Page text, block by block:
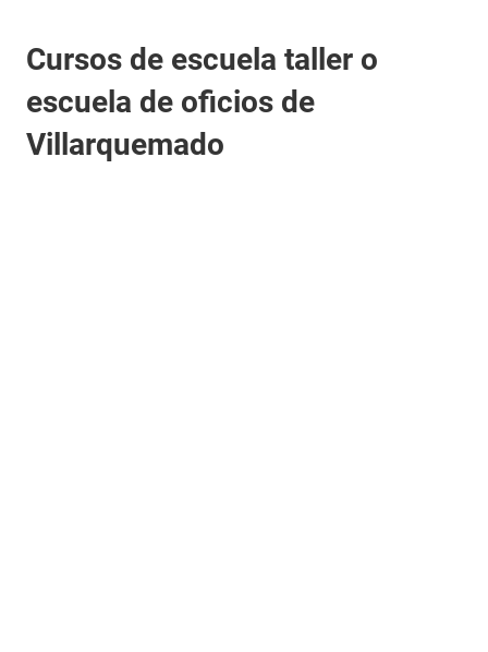
Cursos de escuela taller o
escuela de oficios de
Villarquemado